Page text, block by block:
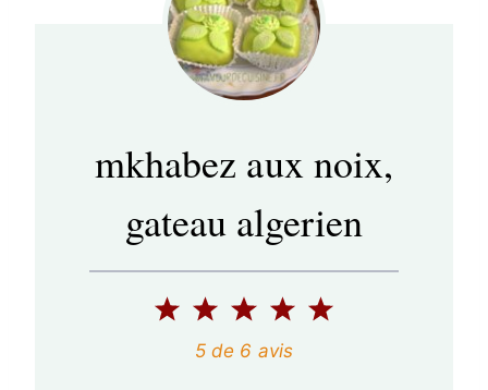
mkhabez aux noix,
gateau algerien
5
4
3
é
2
é
1
5 de 6 avis